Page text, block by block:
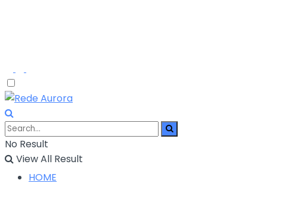
No Result
View All Result
HOME